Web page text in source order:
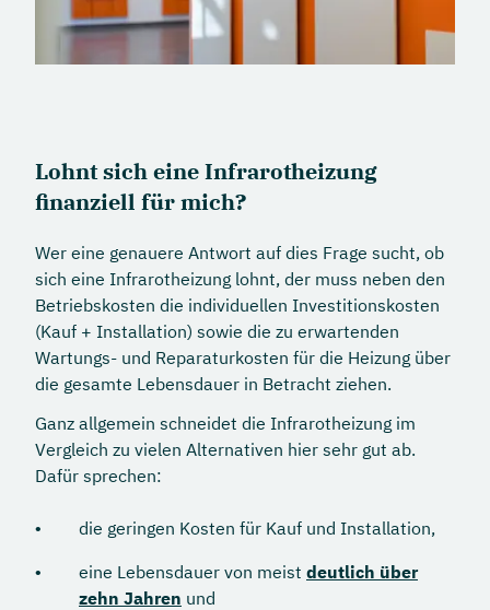
Lohnt sich eine Infrarotheizung
finanziell für mich?
Wer eine genauere Antwort auf dies Frage sucht, ob
sich eine Infrarotheizung lohnt, der muss neben den
Betriebskosten die individuellen Investitionskosten
(Kauf + Installation) sowie die zu erwartenden
Wartungs- und Reparaturkosten für die Heizung über
die gesamte Lebensdauer in Betracht ziehen.
Ganz allgemein schneidet die Infrarotheizung im
Vergleich zu vielen Alternativen hier sehr gut ab.
Dafür sprechen:
die geringen Kosten für Kauf und Installation,
eine Lebensdauer von meist deutlich über
zehn Jahren und